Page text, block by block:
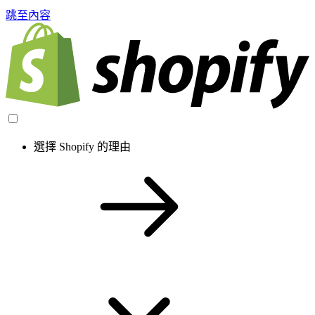
跳至內容
選擇 Shopify 的理由